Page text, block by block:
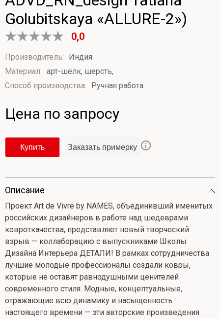
Golubitskaya «ALLURE-2»)
0,0
Оценка
0
5
Производитель:
Индия
Материал: арт-шёлк, шерсть,
Способ производства:
Ручная работа
Цена по запросу
Купить Заказать примерку
Опиcание
Проект Art de Vivre by NAMES, объединивший именитых
российских дизайнеров в работе над шедеврами
ковроткачества, представляет новый творческий
взрыв — коллаборацию с выпускниками Школы
Дизайна Интерьера ДЕТАЛИ! В рамках сотрудничества
лучшие молодые профессионалы создали ковры,
которые не оставят равнодушными ценителей
современного стиля. Модные, концептуальные,
отражающие всю динамику и насыщенность
настоящего времени — эти авторские произведения